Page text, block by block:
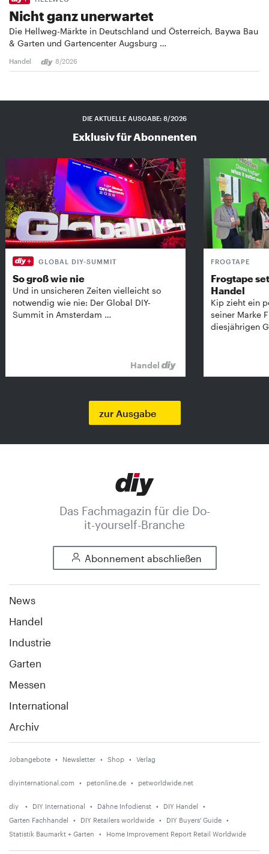
Nicht ganz unerwartet
Die Hellweg-Märkte in Deutschland und Österreich, Baywa Bau
& Garten und Gartencenter Augsburg …
Handel 8/2026
DIE AKTUELLE AUSGABE: 8/2026
Exklusiv für Abonnenten
GLOBAL DIY-SUMMIT
So groß wie nie
Und in unsicheren Zeiten vielleicht so
notwendig wie nie: Der Global DIY-
Summit in Amsterdam …
Handel
FROGTAPE
Frogtape
Handel
Kip zieht ein
seiner Marke
diesjährigen
zur Ausgabe
Das Fachmagazin für die Do-
it-yourself-Branche
Abonnement abschließen
News
Handel
Industrie
Garten
Messen
International
Archiv
Jobangebote Newsletter Shop Verlag
diyinternational.com petonline.de petworldwide.net
diy DIY International Dähne Infodienst
DIY Handel
Garten Fachhandel
DIY Retailers worldwide
DIY Buyers' Guide
Statistik Baumarkt + Garten
Home Improvement Report Retail Worldwide